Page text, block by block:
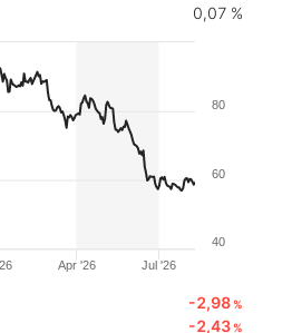
0,07 %
Apr '26 Jul '26
40
60
80
-2,98%
-2,43%